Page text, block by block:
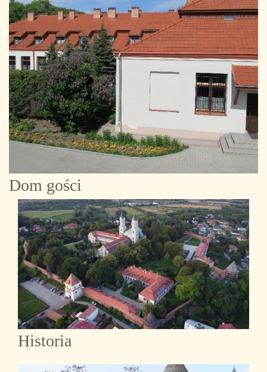
Dom gości
Historia